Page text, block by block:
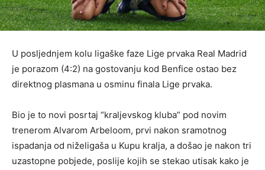
U posljednjem kolu ligaške faze Lige prvaka Real Madrid
je porazom (4:2) na gostovanju kod Benfice ostao bez
direktnog plasmana u osminu finala Lige prvaka.
Bio je to novi posrtaj “kraljevskog kluba” pod novim
trenerom Alvarom Arbeloom, prvi nakon sramotnog
ispadanja od niželigaša u Kupu kralja, a došao je nakon tri
uzastopne pobjede, poslije kojih se stekao utisak kako je